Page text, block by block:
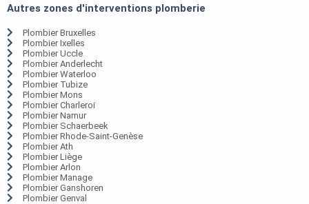
Autres zones d'interventions plomberie
Plombier Bruxelles
Plombier Ixelles
Plombier Uccle
Plombier Anderlecht
Plombier Waterloo
Plombier Tubize
Plombier Mons
Plombier Charleroi
Plombier Namur
Plombier Schaerbeek
Plombier Rhode-Saint-Genèse
Plombier Ath
Plombier Liège
Plombier Arlon
Plombier Manage
Plombier Ganshoren
Plombier Genval